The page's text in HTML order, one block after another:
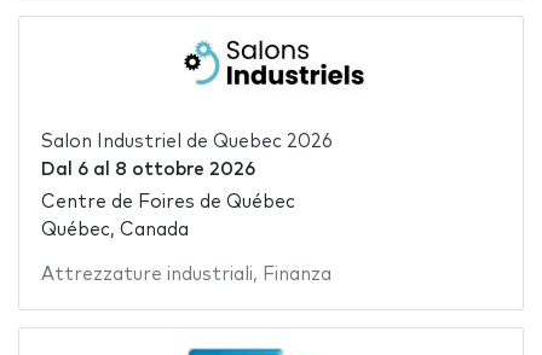
Salon Industriel de Quebec 2026
Dal 6al 8 ottobre 2026
Centre de Foires de Québec
Québec, Canada
Attrezzature industriali, Finanza